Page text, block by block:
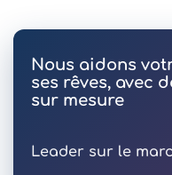
Nous aidons
ses rêves, avec
sur mesure
Leader sur le